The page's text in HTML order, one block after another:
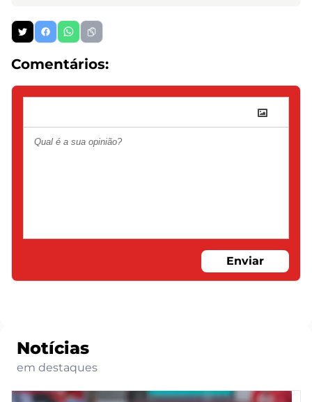
Comentários:
Enviar
Notícias
em destaques